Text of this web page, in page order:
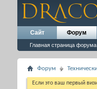
Сайт Форум
Главная страница форума
Форум
Если это ваш первый